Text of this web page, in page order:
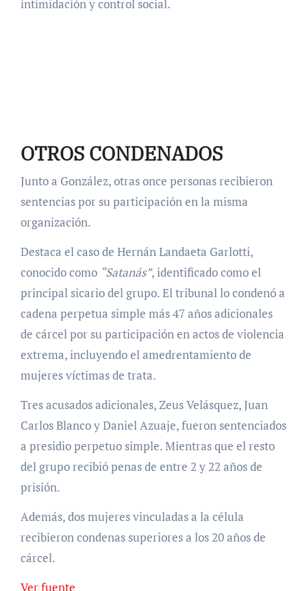
intimidación y control social.
OTROS CONDENADOS
Junto a González, otras once personas recibieron
sentencias por su participación en la misma
organización.
Destaca el caso de Hernán Landaeta Garlotti,
conocido como “Satanás”, identificado como el
principal sicario del grupo. El tribunal lo condenó a
cadena perpetua simple más 47 años adicionales
de cárcel por su participación en actos de violencia
extrema, incluyendo el amedrentamiento de
mujeres víctimas de trata.
Tres acusados adicionales, Zeus Velásquez, Juan
Carlos Blanco y Daniel Azuaje, fueron sentenciados
a presidio perpetuo simple. Mientras que el resto
del grupo recibió penas de entre 2 y 22 años de
prisión.
Además, dos mujeres vinculadas a la célula
recibieron condenas superiores a los 20 años de
cárcel.
Ver fuente